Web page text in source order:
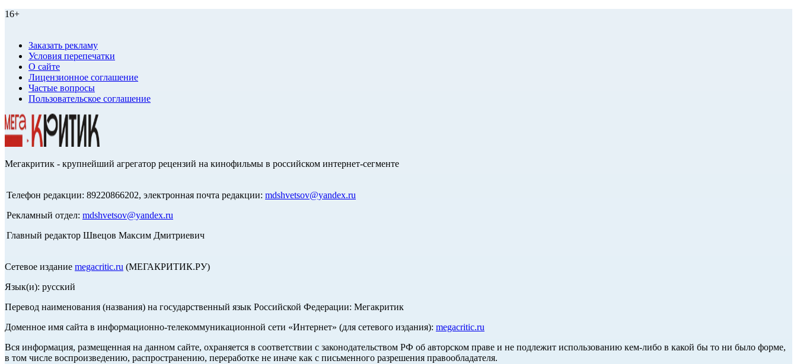
16+
Заказать рекламу
Условия перепечатки
О сайте
Лицензионное соглашение
Частые вопросы
Пользовательское соглашение
Мегакритик - крупнейший агрегатор рецензий на кинофильмы в российском интернет-сегменте
Телефон редакции: 89220866202, электронная почта редакции: mdshvetsov@yandex.ru
Рекламный отдел: mdshvetsov@yandex.ru
Главный редактор Швецов Максим Дмитриевич
Сетевое издание megacritic.ru (МЕГАКРИТИК.РУ)
Язык(и): русский
Перевод наименования (названия) на государственный язык Российской Федерации: Мегакритик
Доменное имя сайта в информационно-телекоммуникационной сети «Интернет» (для сетевого издания): megacritic.ru
Вся информация, размещенная на данном сайте, охраняется в соответствии с законодательством РФ об авторском праве и не подлежит использованию кем-либо в какой бы то ни было форме,
в том числе воспроизведению, распространению, переработке не иначе как с письменного разрешения правообладателя.